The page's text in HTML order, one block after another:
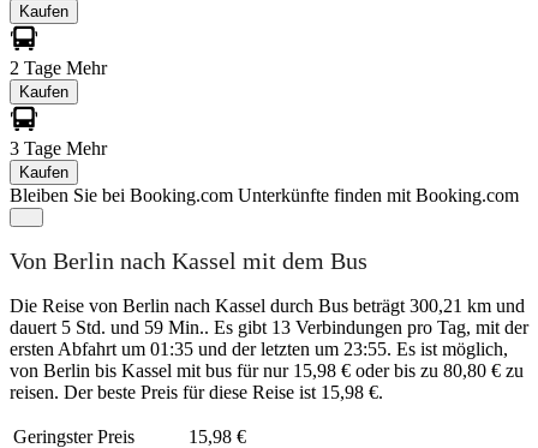
Kaufen
2 Tage Mehr
Kaufen
3 Tage Mehr
Kaufen
Bleiben Sie bei Booking.com Unterkünfte finden mit Booking.com
Von Berlin nach Kassel mit dem Bus
Die Reise von Berlin nach Kassel durch Bus beträgt 300,21 km und
dauert 5 Std. und 59 Min.. Es gibt 13 Verbindungen pro Tag, mit der
ersten Abfahrt um 01:35 und der letzten um 23:55. Es ist möglich,
von Berlin bis Kassel mit bus für nur 15,98 € oder bis zu 80,80 € zu
reisen. Der beste Preis für diese Reise ist 15,98 €.
Geringster Preis
15,98 €